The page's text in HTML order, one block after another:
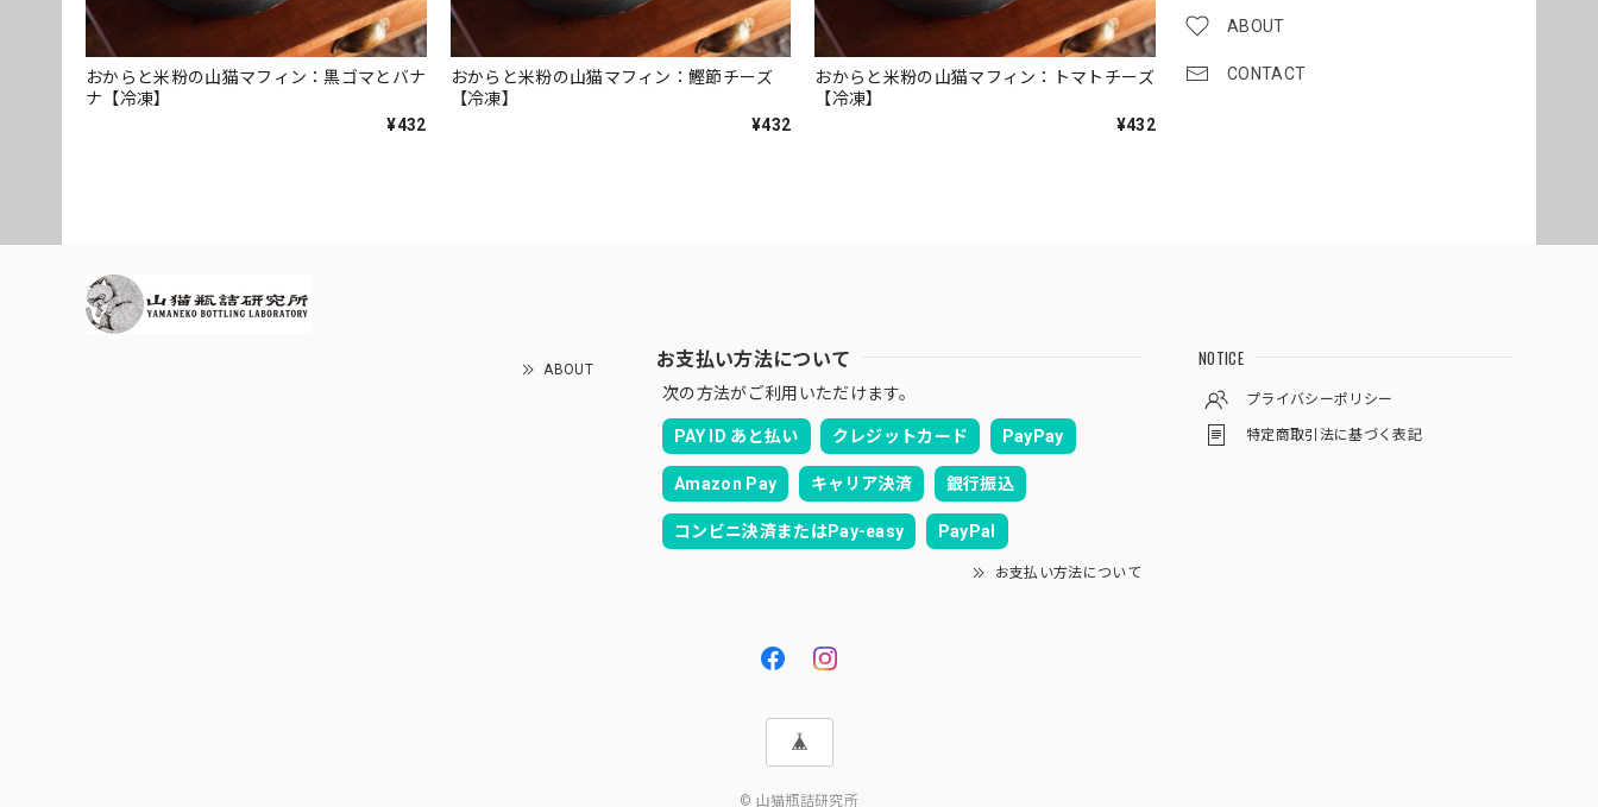
ABOUT
CONTACT
おからと米粉の山猫マフィン：黒ゴマとバナ
ナ【冷凍】
¥432
おからと米粉の山猫マフィン：鰹節チーズ
【冷凍】
¥432
おからと米粉の山猫マフィン：トマトチーズ
【冷凍】
¥432
ABOUT お支払い方法について
次の方法がご利用いただけます。
PAY ID あと払い クレジットカード PayPay
Amazon Pay キャリア決済 銀行振込
コンビニ決済またはPay-easy PayPal
お支払い方法について
NOTICE
プライバシーポリシー
特定商取引法に基づく表記
© 山猫瓶詰研究所